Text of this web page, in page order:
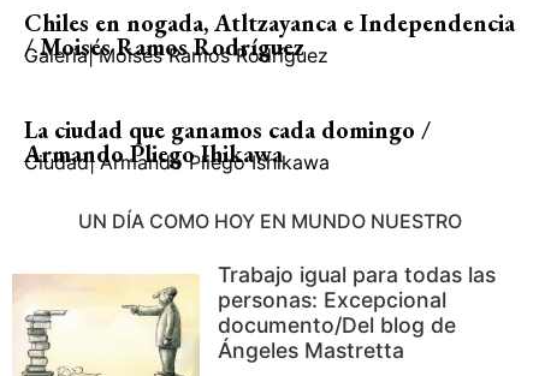
Chiles en nogada, Atltzayanca e Independencia
/ Moisés Ramos Rodríguez
Galería| Moisés Ramos Rodríguez
La ciudad que ganamos cada domingo /
Armando Pliego Ihikawa
Ciudad| Armando Pliego Ishikawa
UN DÍA COMO HOY EN MUNDO NUESTRO
Trabajo igual para todas las
personas: Excepcional
documento/Del blog de
Ángeles Mastretta